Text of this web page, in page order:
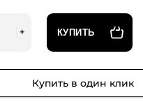
КУПИТЬ
Купить в один клик